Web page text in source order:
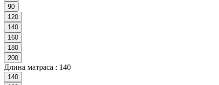
90
120
140
160
180
200
Длина матраса : 140
140